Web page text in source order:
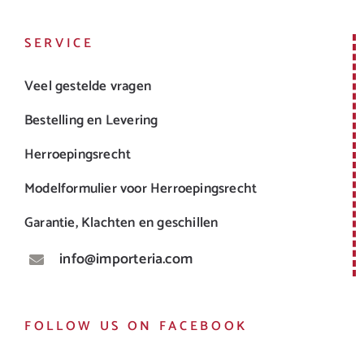
SERVICE
Veel gestelde vragen
Bestelling en Levering
Herroepingsrecht
Modelformulier voor Herroepingsrecht
Garantie, Klachten en geschillen
info@importeria.com
FOLLOW US ON FACEBOOK